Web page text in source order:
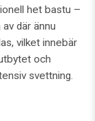
het bastu –
där ännu
vilket innebär
och
svettning.